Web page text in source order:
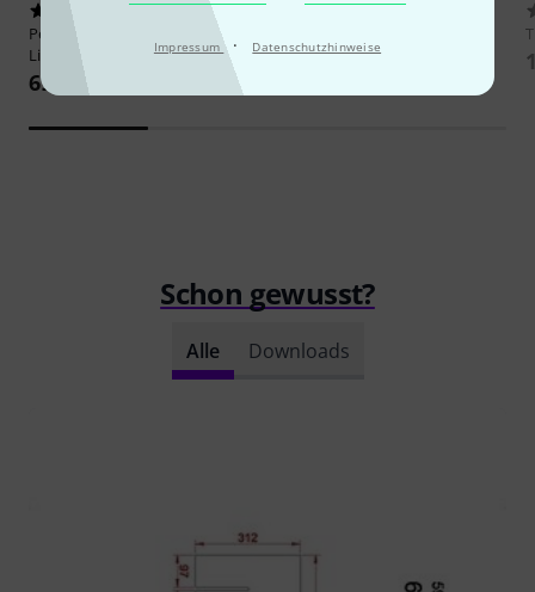
Impressum · Datenschutzhinweise
1
Peli
ModLight Pivot In-Case
Light
69 €
10
72 €
Schon gewusst?
Alle Downloads